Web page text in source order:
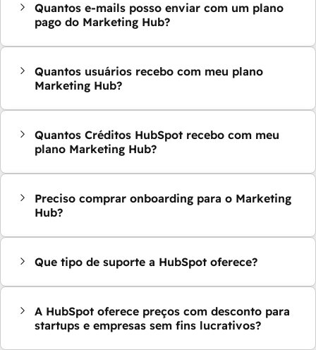
Quantos e-mails posso enviar com um plano
pago do Marketing Hub?
Quantos usuários recebo com meu plano
Marketing Hub?
Quantos Créditos HubSpot recebo com meu
plano Marketing Hub?
Preciso comprar onboarding para o Marketing
Hub?
Que tipo de suporte a HubSpot oferece?
A HubSpot oferece preços com desconto para
startups e empresas sem fins lucrativos?